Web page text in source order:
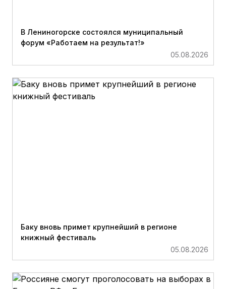
В Лениногорске состоялся муниципальный
форум «Работаем на результат!»
05.08.2026
Баку вновь примет крупнейший в регионе
книжный фестиваль
05.08.2026